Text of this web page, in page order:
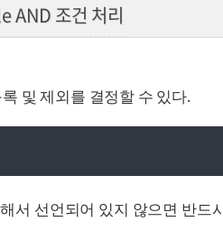
AND 조건 처리
및 제외를 결정할 수 있다.
서 선언되어 있지 않으면 반드